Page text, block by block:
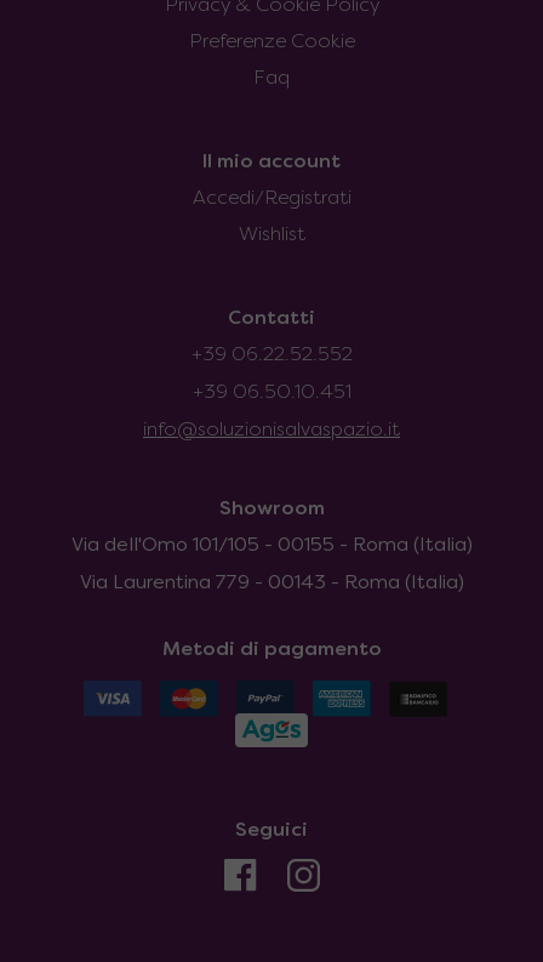
Privacy & Cookie Policy
Preferenze Cookie
Faq
Il mio account
Accedi/Registrati
Wishlist
Contatti
+39 06.22.52.552
+39 06.50.10.451
info@soluzionisalvaspazio.it
Showroom
Via dell'Omo 101/105 - 00155 - Roma (Italia)
Via Laurentina 779 - 00143 - Roma (Italia)
Metodi di pagamento
Seguici